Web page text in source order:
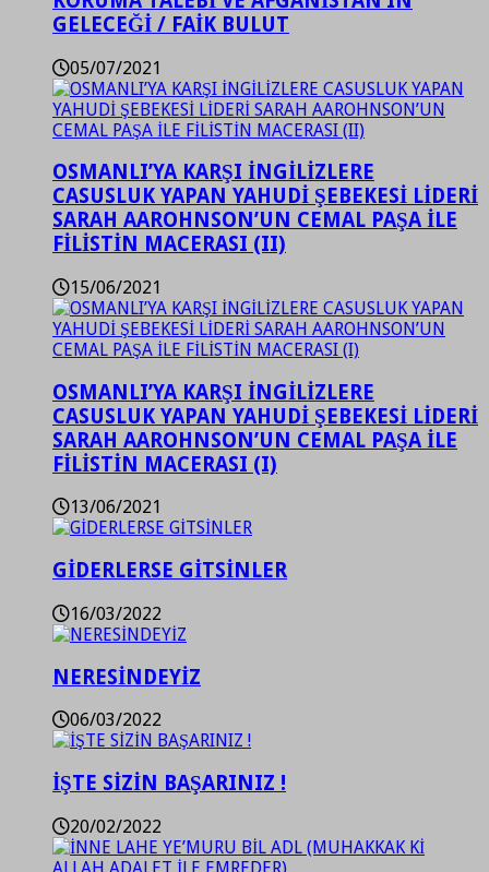
GELECEĞİ / FAİK BULUT
05/07/2021
OSMANLI’YA KARŞI İNGİLİZLERE
CASUSLUK YAPAN YAHUDİ ŞEBEKESİ LİDERİ
SARAH AAROHNSON’UN CEMAL PAŞA İLE
FİLİSTİN MACERASI (II)
15/06/2021
OSMANLI’YA KARŞI İNGİLİZLERE
CASUSLUK YAPAN YAHUDİ ŞEBEKESİ LİDERİ
SARAH AAROHNSON’UN CEMAL PAŞA İLE
FİLİSTİN MACERASI (I)
13/06/2021
GİDERLERSE GİTSİNLER
16/03/2022
NERESİNDEYİZ
06/03/2022
İŞTE SİZİN BAŞARINIZ !
20/02/2022